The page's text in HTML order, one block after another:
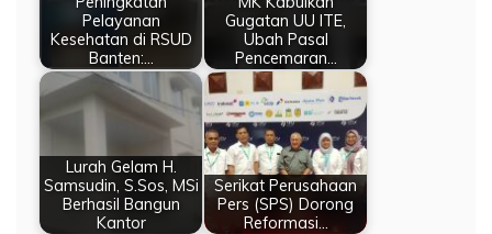
Pelayanan
Kesehatan di RSUD
Banten:…
Gugatan UU ITE,
Ubah Pasal
Pencemaran…
Lurah Gelam H.
Samsudin, S.Sos, MSi
Berhasil Bangun
Kantor
Serikat Perusahaan
Pers (SPS) Dorong
Reformasi…